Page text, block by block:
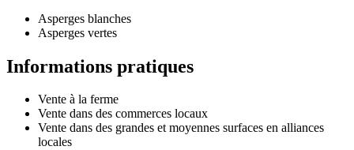
Asperges blanches
Asperges vertes
Informations pratiques
Vente à la ferme
Vente dans des commerces locaux
Vente dans des grandes et moyennes surfaces en alliances
locales